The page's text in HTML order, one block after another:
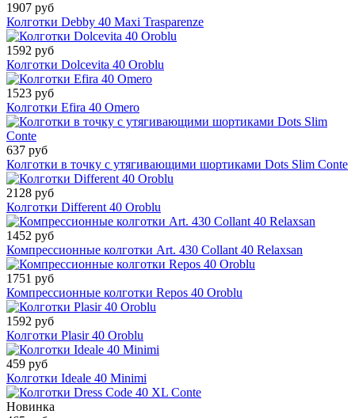
1907 руб
Колготки Debby 40 Maxi Trasparenze
1592 руб
Колготки Dolcevita 40 Oroblu
1523 руб
Колготки Efira 40 Omero
637 руб
Колготки в точку с утягивающими шортиками Dots Slim Conte
2128 руб
Колготки Different 40 Oroblu
1452 руб
Компрессионные колготки Art. 430 Collant 40 Relaxsan
1751 руб
Компрессионные колготки Repos 40 Oroblu
1592 руб
Колготки Plasir 40 Oroblu
459 руб
Колготки Ideale 40 Minimi
Новинка